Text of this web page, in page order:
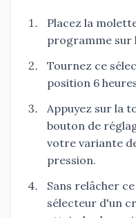
Placez la
programme sur
Tournez ce
position 6
Appuyez sur la
bouton de
votre variante
pression.
Sans relâcher
sélecteur d'un